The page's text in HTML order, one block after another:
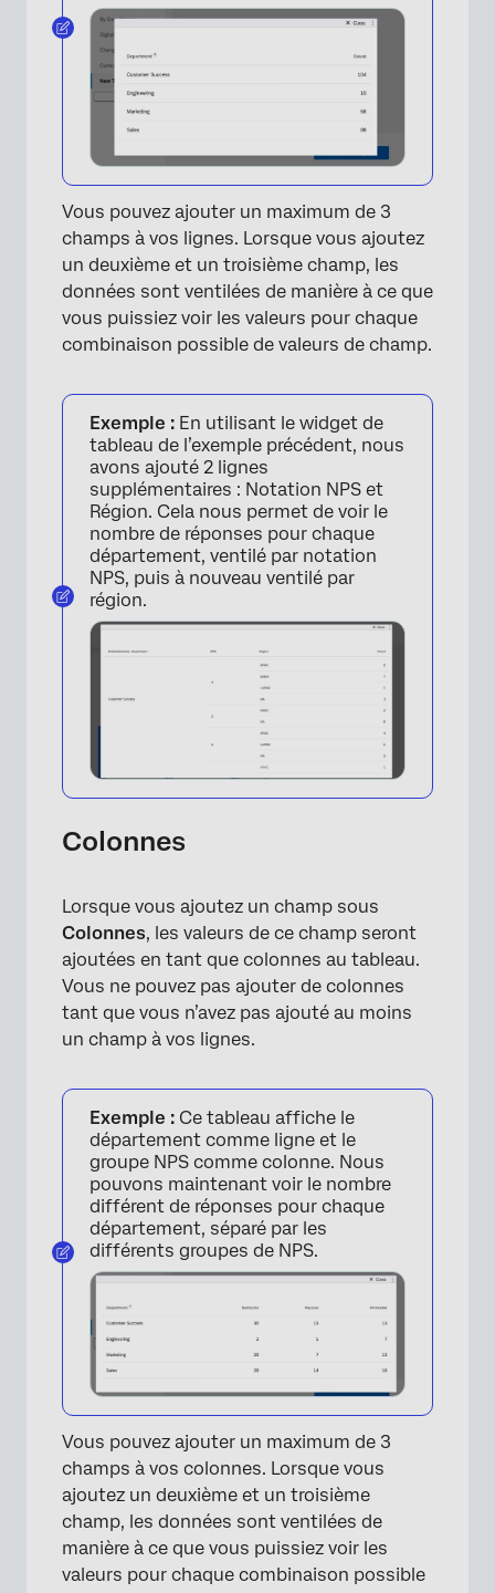
×
Vous pouvez ajouter un maximum de 3
champs à vos lignes. Lorsque vous ajoutez
un deuxième et un troisième champ, les
données sont ventilées de manière à ce que
vous puissiez voir les valeurs pour chaque
combinaison possible de valeurs de champ.
Exemple : En utilisant le widget de
tableau de l’exemple précédent, nous
avons ajouté 2 lignes
supplémentaires : Notation NPS et
Région. Cela nous permet de voir le
nombre de réponses pour chaque
département, ventilé par notation
NPS, puis à nouveau ventilé par
région.
Colonnes
Lorsque vous ajoutez un champ sous
Colonnes, les valeurs de ce champ seront
ajoutées en tant que colonnes au tableau.
Vous ne pouvez pas ajouter de colonnes
tant que vous n’avez pas ajouté au moins
un champ à vos lignes.
Exemple : Ce tableau affiche le
département comme ligne et le
groupe NPS comme colonne. Nous
pouvons maintenant voir le nombre
différent de réponses pour chaque
département, séparé par les
différents groupes de NPS.
Vous pouvez ajouter un maximum de 3
champs à vos colonnes. Lorsque vous
ajoutez un deuxième et un troisième
champ, les données sont ventilées de
manière à ce que vous puissiez voir les
valeurs pour chaque combinaison possible